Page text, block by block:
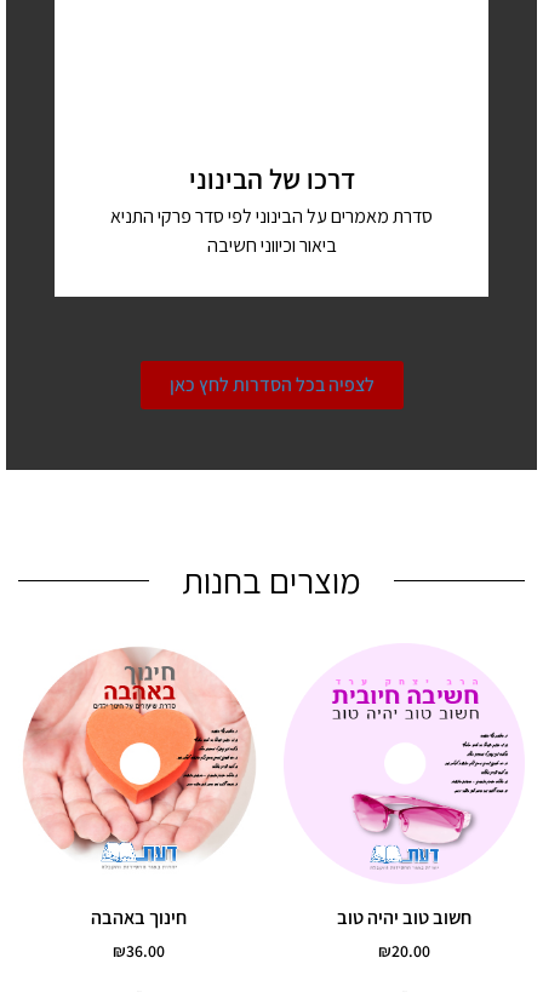
דרכו של הבינוני
סדרת מאמרים על הבינוני לפי סדר פרקי התניא
ביאור וכיווני חשיבה
לצפיה בכל הסדרות לחץ כאן
מוצרים בחנות
חשוב טוב יהיה טוב
₪20.00
חינוך באהבה
₪36.00